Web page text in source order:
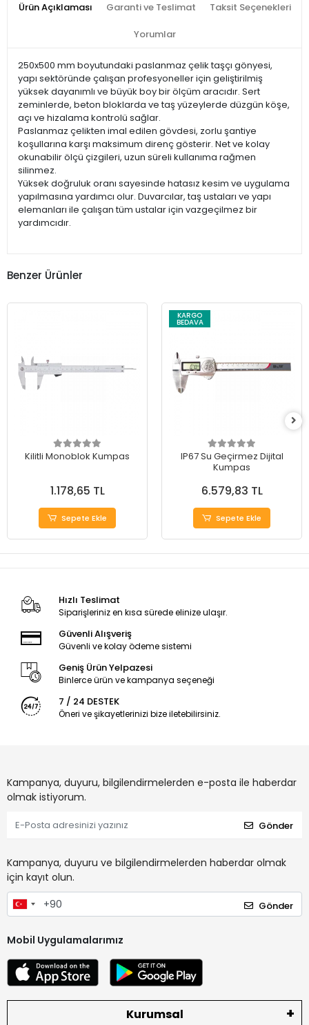
Ürün Açıklaması Garanti ve Teslimat Taksit Seçenekleri
Yorumlar
250x500 mm boyutundaki paslanmaz çelik taşçı gönyesi,
yapı sektöründe çalışan profesyoneller için geliştirilmiş
yüksek dayanımlı ve büyük boy bir ölçüm aracıdır. Sert
zeminlerde, beton bloklarda ve taş yüzeylerde düzgün köşe,
açı ve hizalama kontrolü sağlar.
Paslanmaz çelikten imal edilen gövdesi, zorlu şantiye
koşullarına karşı maksimum direnç gösterir. Net ve kolay
okunabilir ölçü çizgileri, uzun süreli kullanıma rağmen
silinmez.
Yüksek doğruluk oranı sayesinde hatasız kesim ve uygulama
yapılmasına yardımcı olur. Duvarcılar, taş ustaları ve yapı
elemanları ile çalışan tüm ustalar için vazgeçilmez bir
yardımcıdır.
Benzer Ürünler
Kilitli Monoblok Kumpas
1.178,65 TL
Sepete Ekle
KARGO
BEDAVA
IP67 Su Geçirmez Dijital
Kumpas
6.579,83 TL
Sepete Ekle
Hızlı Teslimat
Siparişleriniz en kısa sürede elinize ulaşır.
Güvenli Alışveriş
Güvenli ve kolay ödeme sistemi
Geniş Ürün Yelpazesi
Binlerce ürün ve kampanya seçeneği
7 / 24 DESTEK
Öneri ve şikayetlerinizi bize iletebilirsiniz.
Kampanya, duyuru, bilgilendirmelerden e-posta ile haberdar
olmak istiyorum.
Gönder
Kampanya, duyuru ve bilgilendirmelerden haberdar olmak
için kayıt olun.
Gönder
Mobil Uygulamalarımız
Kurumsal